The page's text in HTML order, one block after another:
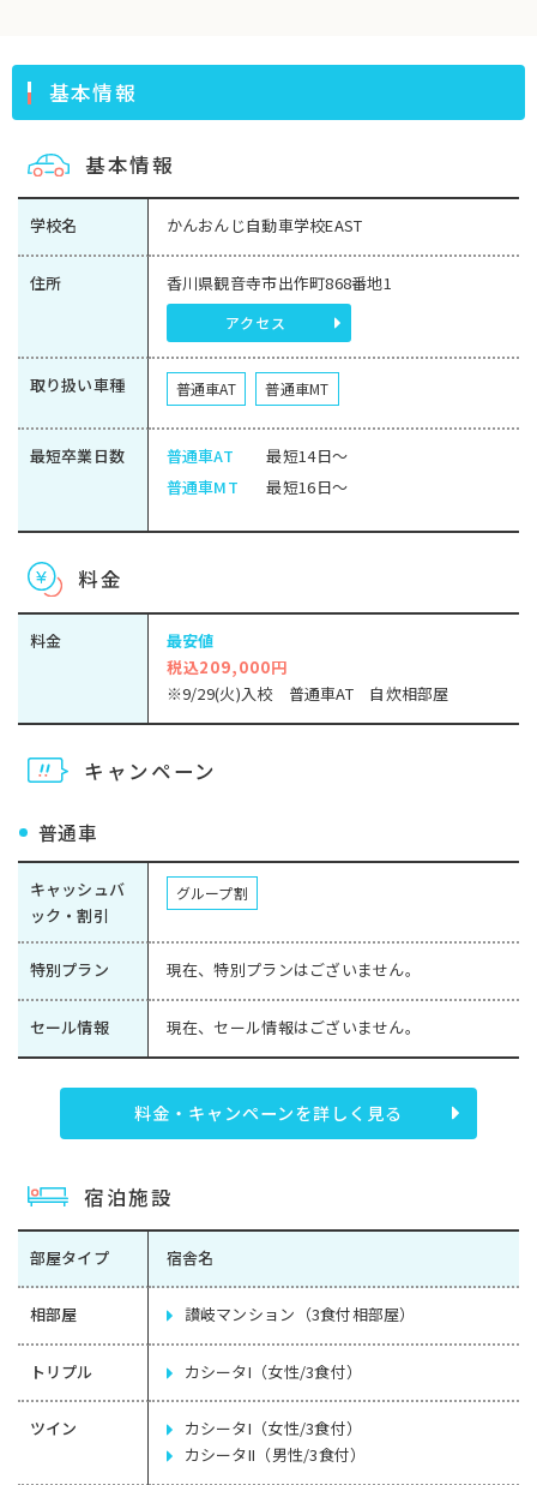
基本情報
基本情報
学校名 かんおんじ自動車学校EAST
住所 香川県観音寺市出作町868番地1
アクセス
取り扱い車種 普通車AT 普通車MT
最短卒業日数 普通車AT
最短14日～
普通車MT
最短16日～
料金
料金
最安値
税込209,000円
※9/29(火)入校 普通車AT 自炊相部屋
キャンペーン
普通車
キャッシュバ
ック・割引
グループ割
特別プラン 現在、特別プランはございません。
セール情報 現在、セール情報はございません。
料金・キャンペーンを詳しく見る
宿泊施設
部屋タイプ 宿舎名
相部屋 讃岐マンション（3食付相部屋）
トリプル カシータI（女性/3食付）
ツイン
カシータI（女性/3食付）
カシータII（男性/3食付）